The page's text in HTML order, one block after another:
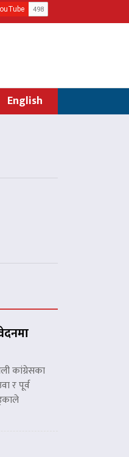
English
कांग्रेसका
र पूर्व